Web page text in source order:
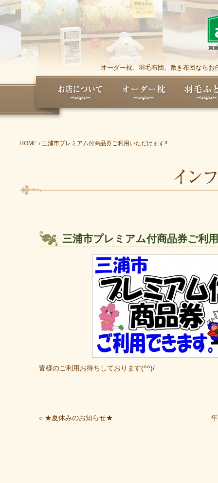
オーダー枕、羽毛布団、敷き布団なら
HOME › 三浦市プレミアム付商品券ご利用いただけます!!
三浦市プレミアム付商品券ご利
皆様のご利用お待ちしております(^^)/
« ★夏休みのお知らせ★